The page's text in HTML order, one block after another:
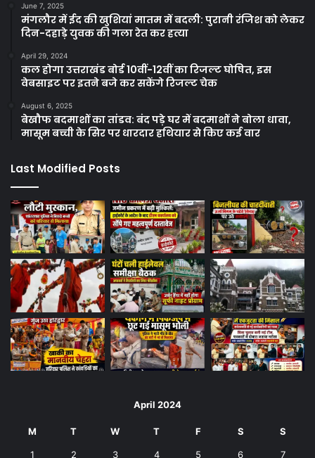
June 7, 2025
मंगलौर में ईद की खुशियां मातम में बदली: पुरानी रंजिश को लेकर
दिन-दहाड़े युवक की गला रेत कर हत्या
April 29, 2024
कल होगा उत्तराखंड बोर्ड 10वीं-12वीं का रिजल्ट घोषित, इस
वेबसाइट पर इतने बजे कर सकेंगे रिजल्ट चेक
August 6, 2025
बेखौफ बदमाशों का तांडव: बंद पड़े घर में बदमाशों ने बोला धावा,
मासूम बच्ची के सिर पर धारदार हथियार से किए कई वार
Last Modified Posts
April 2024
M T W T F S S
1 2 3 4 5 6 7